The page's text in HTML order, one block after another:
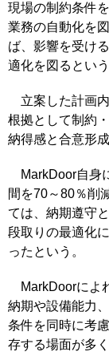
現場の制約条件
業務の自動化を
ば、影響を受け
適化を図るという
立案した計画
根拠として制約
納得感と合意形
MarkDoor自身
間を70～80％削
ては、納期遵守
段取りの最適化
ったという。
MarkDoorによ
納期や設備能力
条件を同時に考
存する場面が多